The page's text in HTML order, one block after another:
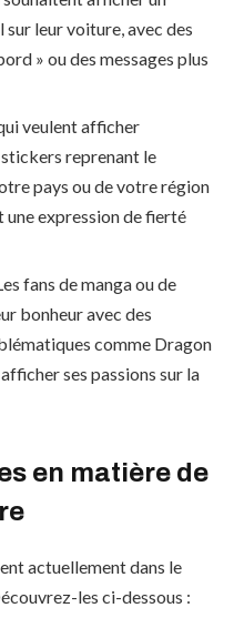
leur voiture, avec des
» ou des messages plus
veulent afficher
reprenant le
pays ou de votre région
expression de fierté
fans de manga ou de
bonheur avec des
comme Dragon
ses passions sur la
en matière de
actuellement dans le
les ci-dessous :